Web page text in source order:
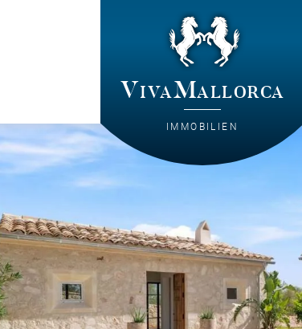
VivaMallorca
IMMOBILIEN